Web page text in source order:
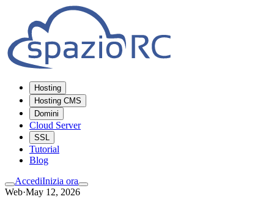
Hosting
Hosting CMS
Domini
Cloud Server
SSL
Tutorial
Blog
AccediInizia ora
Web·May 12, 2026